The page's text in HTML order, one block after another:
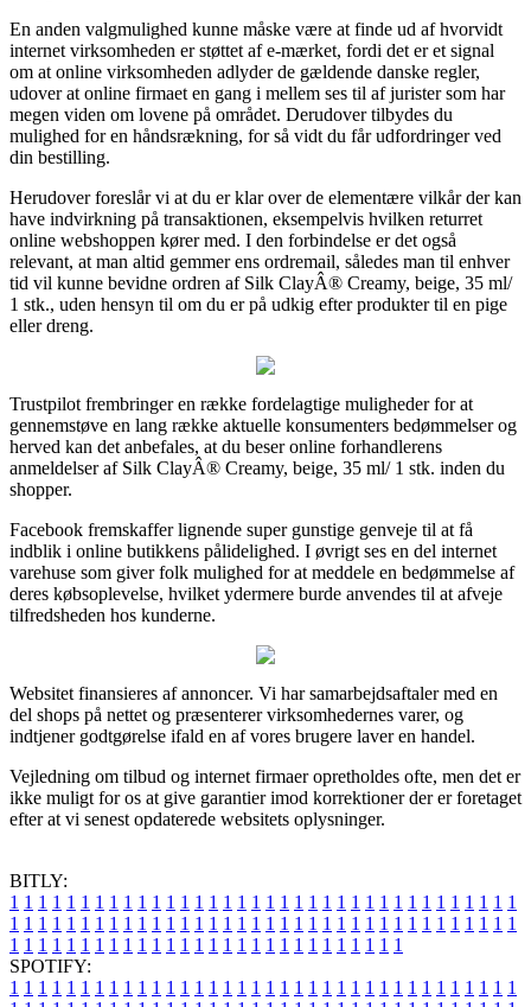
En anden valgmulighed kunne måske være at finde ud af hvorvidt
internet virksomheden er støttet af e-mærket, fordi det er et signal
om at online virksomheden adlyder de gældende danske regler,
udover at online firmaet en gang i mellem ses til af jurister som har
megen viden om lovene på området. Derudover tilbydes du
mulighed for en håndsrækning, for så vidt du får udfordringer ved
din bestilling.
Herudover foreslår vi at du er klar over de elementære vilkår der kan
have indvirkning på transaktionen, eksempelvis hvilken returret
online webshoppen kører med. I den forbindelse er det også
relevant, at man altid gemmer ens ordremail, således man til enhver
tid vil kunne bevidne ordren af Silk ClayÂ® Creamy, beige, 35 ml/
1 stk., uden hensyn til om du er på udkig efter produkter til en pige
eller dreng.
Trustpilot frembringer en række fordelagtige muligheder for at
gennemstøve en lang række aktuelle konsumenters bedømmelser og
herved kan det anbefales, at du beser online forhandlerens
anmeldelser af Silk ClayÂ® Creamy, beige, 35 ml/ 1 stk. inden du
shopper.
Facebook fremskaffer lignende super gunstige genveje til at få
indblik i online butikkens pålidelighed. I øvrigt ses en del internet
varehuse som giver folk mulighed for at meddele en bedømmelse af
deres købsoplevelse, hvilket ydermere burde anvendes til at afveje
tilfredsheden hos kunderne.
Websitet finansieres af annoncer. Vi har samarbejdsaftaler med en
del shops på nettet og præsenterer virksomhedernes varer, og
indtjener godtgørelse ifald en af vores brugere laver en handel.
Vejledning om tilbud og internet firmaer opretholdes ofte, men det er
ikke muligt for os at give garantier imod korrektioner der er foretaget
efter at vi senest opdaterede websitets oplysninger.
BITLY:
1 1 1 1 1 1 1 1 1 1 1 1 1 1 1 1 1 1 1 1 1 1 1 1 1 1 1 1 1 1 1 1 1 1 1 1
1 1 1 1 1 1 1 1 1 1 1 1 1 1 1 1 1 1 1 1 1 1 1 1 1 1 1 1 1 1 1 1 1 1 1 1
1 1 1 1 1 1 1 1 1 1 1 1 1 1 1 1 1 1 1 1 1 1 1 1 1 1 1 1
SPOTIFY:
1 1 1 1 1 1 1 1 1 1 1 1 1 1 1 1 1 1 1 1 1 1 1 1 1 1 1 1 1 1 1 1 1 1 1 1